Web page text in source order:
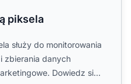
piksela
służy do monitorowania
zbierania danych
Dowiedz się